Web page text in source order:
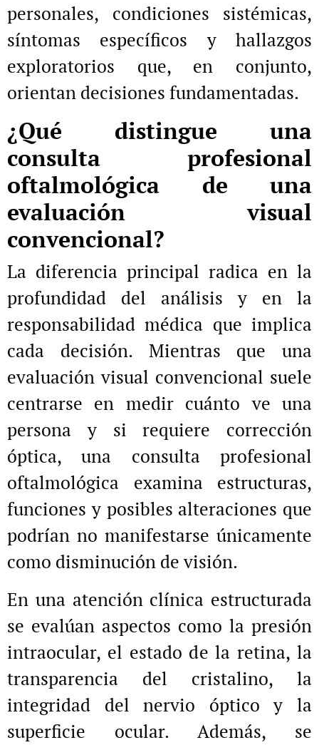
personales, condiciones sistémicas,
síntomas específicos y hallazgos
exploratorios que, en conjunto,
orientan decisiones fundamentadas.
¿Qué distingue una
consulta profesional
oftalmológica de una
evaluación visual
convencional?
La diferencia principal radica en la
profundidad del análisis y en la
responsabilidad médica que implica
cada decisión. Mientras que una
evaluación visual convencional suele
centrarse en medir cuánto ve una
persona y si requiere corrección
óptica, una consulta profesional
oftalmológica examina estructuras,
funciones y posibles alteraciones que
podrían no manifestarse únicamente
como disminución de visión.
En una atención clínica estructurada
se evalúan aspectos como la presión
intraocular, el estado de la retina, la
transparencia del cristalino, la
integridad del nervio óptico y la
superficie ocular. Además, se